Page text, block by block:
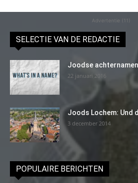
Advertentie (11)
SELECTIE VAN DE REDACTIE
Joodse
22 januari 2016
Joods Lochem: Und
3 december 2014
POPULAIRE BERICHTEN